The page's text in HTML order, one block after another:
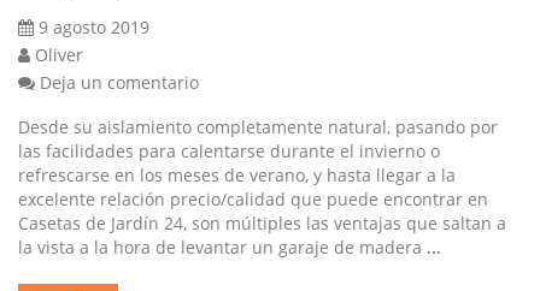
9 agosto 2019
Oliver
Deja un comentario
Desde su aislamiento completamente natural, pasando por
las facilidades para calentarse durante el invierno o
refrescarse en los meses de verano, y hasta llegar a la
excelente relación precio/calidad que puede encontrar en
Casetas de Jardín 24, son múltiples las ventajas que saltan a
la vista a la hora de levantar un garaje de madera ...